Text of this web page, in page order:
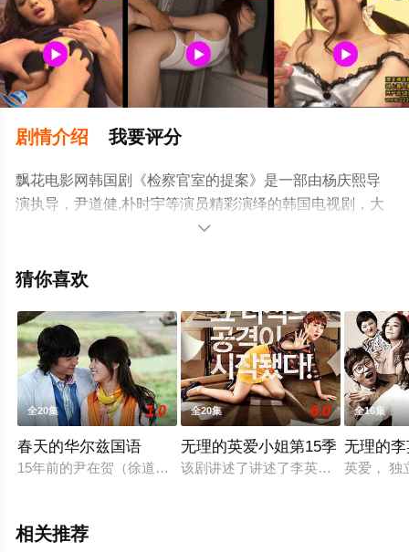
剧情介绍 我要评分
飘花电影网韩国剧《检察官室的提案》是一部由杨庆熙导
演执导，尹道健,朴时宇等演员精彩演绎的韩国电视剧，大
结局剧情已揭晓（已完结），手机免费观看高清未删减完
瓣电视剧、电视猫或剧情网等平台了解。
。

猜你喜欢
全20集 1.0
春天的华尔兹国语
15年前的尹在贺（徐道英 饰）跟随着家人来到了一个不知名的
全20集 6.0
无理的英爱小姐第15季
该剧讲述了讲述了李英爱小姐在家庭
全16集
无理的
英爱， 独
相关推荐